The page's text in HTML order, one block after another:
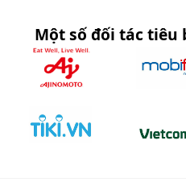
Một số đối tác tiêu